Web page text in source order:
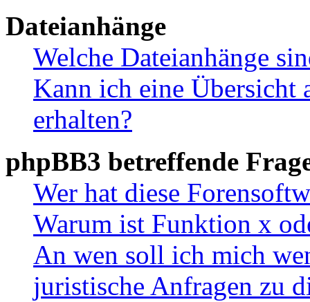
Dateianhänge
Welche Dateianhänge
Kann ich eine Übersicht
erhalten?
phpBB3 betreffende
Wer hat diese
Warum ist Funktion x
An wen soll ich mich
juristische Anfragen zu